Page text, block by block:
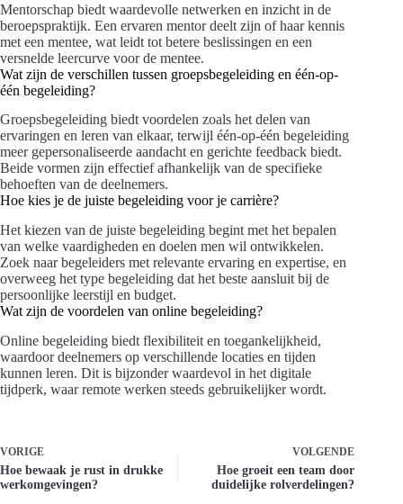
Mentorschap biedt waardevolle netwerken en inzicht in de
beroepspraktijk. Een ervaren mentor deelt zijn of haar kennis
met een mentee, wat leidt tot betere beslissingen en een
versnelde leercurve voor de mentee.
Wat zijn de verschillen tussen groepsbegeleiding en één-op-
één begeleiding?
Groepsbegeleiding biedt voordelen zoals het delen van
ervaringen en leren van elkaar, terwijl één-op-één begeleiding
meer gepersonaliseerde aandacht en gerichte feedback biedt.
Beide vormen zijn effectief afhankelijk van de specifieke
behoeften van de deelnemers.
Hoe kies je de juiste begeleiding voor je carrière?
Het kiezen van de juiste begeleiding begint met het bepalen
van welke vaardigheden en doelen men wil ontwikkelen.
Zoek naar begeleiders met relevante ervaring en expertise, en
overweeg het type begeleiding dat het beste aansluit bij de
persoonlijke leerstijl en budget.
Wat zijn de voordelen van online begeleiding?
Online begeleiding biedt flexibiliteit en toegankelijkheid,
waardoor deelnemers op verschillende locaties en tijden
kunnen leren. Dit is bijzonder waardevol in het digitale
tijdperk, waar remote werken steeds gebruikelijker wordt.
VORIGE
Hoe bewaak je rust in drukke
werkomgevingen?
VOLGENDE
Hoe groeit een team door
duidelijke rolverdelingen?